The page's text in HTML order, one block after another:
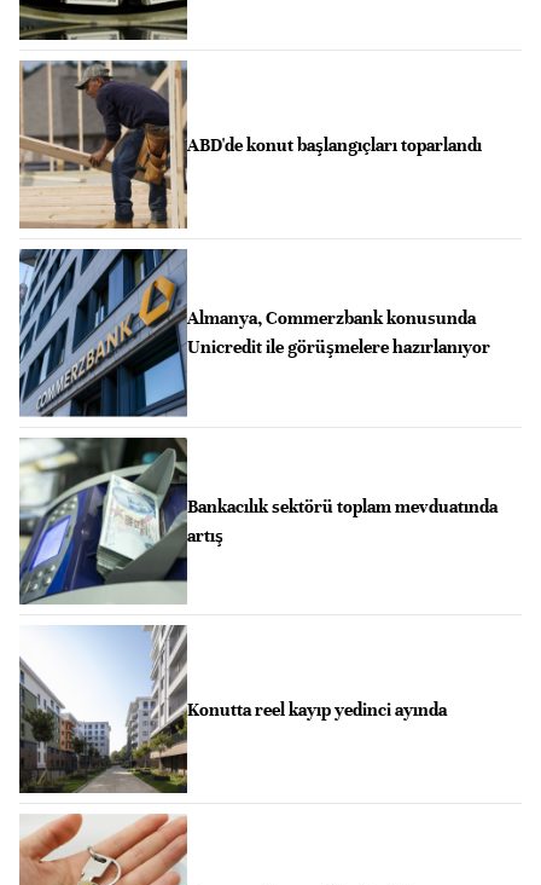
ABD'de konut başlangıçları toparlandı
Almanya, Commerzbank konusunda
Unicredit ile görüşmelere hazırlanıyor
Bankacılık sektörü toplam mevduatında
artış
Konutta reel kayıp yedinci ayında